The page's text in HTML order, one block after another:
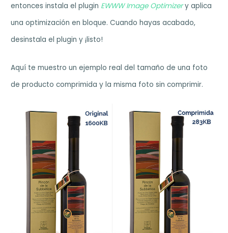
entonces instala el plugin EWWW Image Optimizery aplica
una optimización en bloque. Cuando hayas acabado,
desinstala el plugin y ¡listo!
Aquí te muestro un ejemplo real del tamaño de una foto
de producto comprimida y la misma foto sin comprimir.